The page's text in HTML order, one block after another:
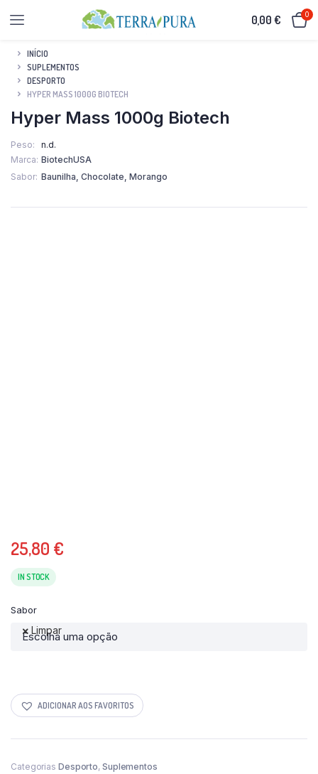
0,00€ 0
INÍCIO
SUPLEMENTOS
DESPORTO
HYPER MASS 1000G BIOTECH
Hyper Mass 1000g Biotech
Peso
n.d.
Marca BiotechUSA
Sabor Baunilha, Chocolate, Morango
25,80 €
IN STOCK
Sabor
Limpar
ADICIONAR AOS FAVORITOS
Categorias Desporto, Suplementos